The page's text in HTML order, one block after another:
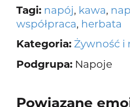
Tagi: napój, kawa,
współpraca, herbata
Kategoria: Żywność i
Podgrupa:Napoje
Powiązane